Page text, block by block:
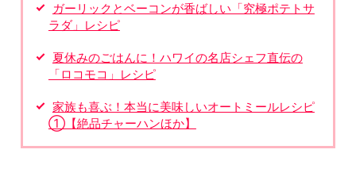
ガーリックとベーコンが香ばしい「究極ポテトサ
ラダ」レシピ
夏休みのごはんに！ハワイの名店シェフ直伝の
「ロコモコ」レシピ
家族も喜ぶ！本当に美味しいオートミールレシピ
①【絶品チャーハンほか】